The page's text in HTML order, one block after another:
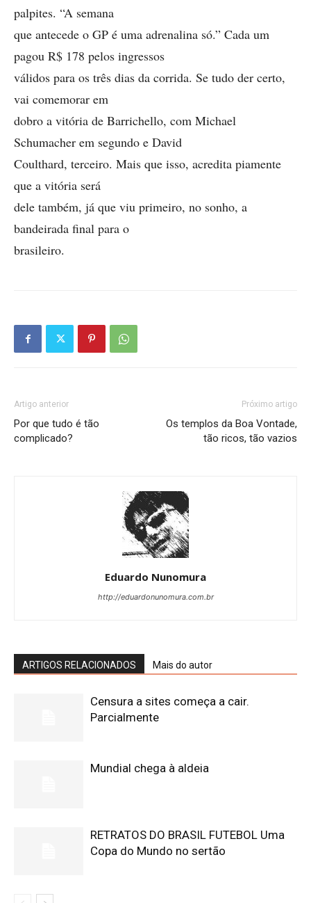
palpites. “A semana
que antecede o GP é uma adrenalina só.” Cada um
pagou R$ 178 pelos ingressos
válidos para os três dias da corrida. Se tudo der certo,
vai comemorar em
dobro a vitória de Barrichello, com Michael
Schumacher em segundo e David
Coulthard, terceiro. Mais que isso, acredita piamente
que a vitória será
dele também, já que viu primeiro, no sonho, a
bandeirada final para o
brasileiro.
Artigo anterior
Por que tudo é tão
complicado?
Próximo artigo
Os templos da Boa Vontade,
tão ricos, tão vazios
Eduardo Nunomura
http://eduardonunomura.com.br
ARTIGOS RELACIONADOS Mais do autor
Censura a sites começa a cair.
Parcialmente
Mundial chega à aldeia
RETRATOS DO BRASIL FUTEBOL Uma
Copa do Mundo no sertão